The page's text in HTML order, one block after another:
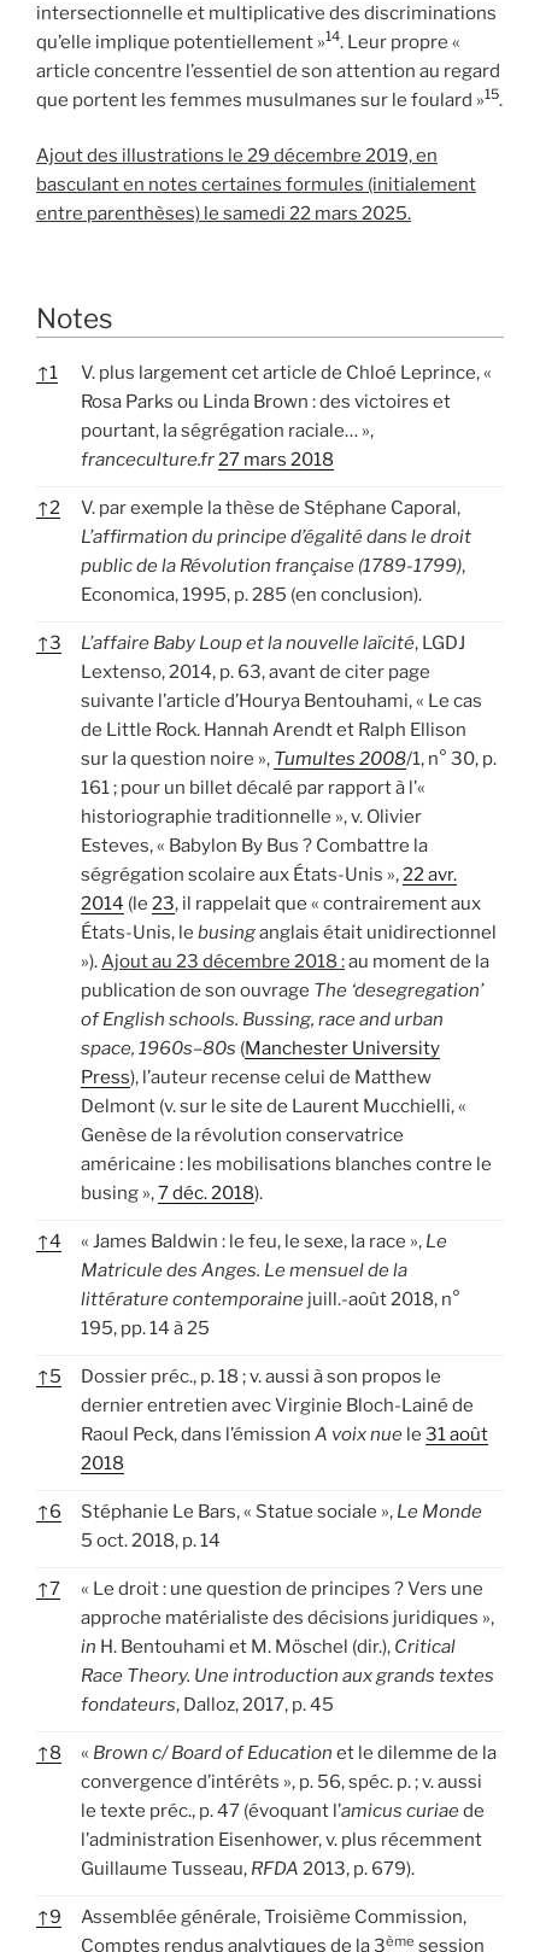
intersectionnelle et multiplicative des discriminations
qu’elle implique potentiellement »14. Leur propre «
article concentre l’essentiel de son attention au regard
que portent les femmes musulmanes sur le foulard »15.
Ajout des illustrations le 29 décembre 2019, en
basculant en notes certaines formules (initialement
entre parenthèses) le samedi 22 mars 2025.
Notes
↑1
V. plus largement cet article de Chloé Leprince, «
Rosa Parks ou Linda Brown : des victoires et
pourtant, la ségrégation raciale… »,
franceculture.fr27 mars 2018
↑2
V. par exemple la thèse de Stéphane Caporal,
L’affirmation du principe d’égalité dans le droit
public de la Révolution française (1789-1799),
Economica, 1995, p. 285 (en conclusion).
↑3 L’affaire Baby Loup et la nouvelle laïcité, LGDJ
Lextenso, 2014, p. 63, avant de citer page
suivante l’article d’Hourya Bentouhami, « Le cas
de Little Rock. Hannah Arendt et Ralph Ellison
sur la question noire », Tumultes 2008/1, n° 30, p.
161 ; pour un billet décalé par rapport à l’«
historiographie traditionnelle », v. Olivier
Esteves, « Babylon By Bus ? Combattre la
ségrégation scolaire aux États-Unis »,22 avr.
2014 (le 23, il rappelait que « contrairement aux
États-Unis, le businganglais était unidirectionnel
»).Ajout au 23 décembre 2018 :au moment de la
publication de son ouvrage The ‘desegregation’
of English schools. Bussing, race and urban
space, 1960s–80s (Manchester University
Press), l’auteur recense celui de Matthew
Delmont (v. sur le site de Laurent Mucchielli, «
Genèse de la révolution conservatrice
américaine : les mobilisations blanches contre le
busing »,7 déc. 2018).
↑4 « James Baldwin : le feu, le sexe, la race », Le
Matricule des Anges. Le mensuel de la
littérature contemporaine juill.-août 2018, n°
195, pp. 14 à 25
↑5
Dossier préc., p. 18 ; v. aussi à son propos le
dernier entretien avec Virginie Bloch-Lainé de
Raoul Peck, dans l’émission A voix nue le 31 août
2018
↑6 Stéphanie Le Bars, « Statue sociale », Le Monde
5 oct. 2018, p. 14
↑7
« Le droit : une question de principes ? Vers une
approche matérialiste des décisions juridiques »,
in H. Bentouhami et M. Möschel (dir.), Critical
Race Theory. Une introduction aux grands textes
fondateurs, Dalloz, 2017, p. 45
↑8 « Brown c/ Board of Education et le dilemme de la
convergence d’intérêts », p. 56, spéc. p. ; v. aussi
le texte préc., p. 47 (évoquant l’amicus curiaede
l’administration Eisenhower, v. plus récemment
Guillaume Tusseau, RFDA 2013, p. 679).
↑9
Assemblée générale, Troisième Commission,
Comptes rendus analytiques de la 3ème session